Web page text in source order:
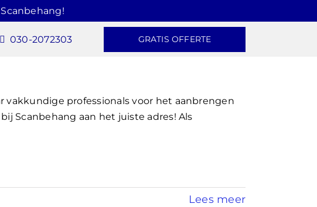
030-2072303 GRATIS OFFERTE
vakkundige professionals voor het aanbrengen
Scanbehang aan het juiste adres! Als
Lees meer